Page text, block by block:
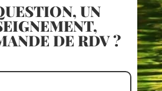
UN
DE RDV ?